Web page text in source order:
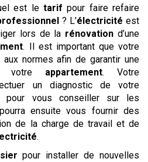
est le tarif pour faire refaire
? L’électricité est
lors de la rénovation d’une
. Il est important que votre
aux normes afin de garantir une
votre appartement. Votre
un diagnostic de votre
pour vous conseiller sur les
ensuite vous fournir des
de la charge de travail et de
.
pour installer de nouvelles